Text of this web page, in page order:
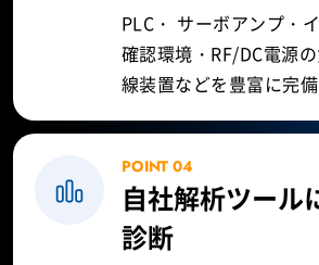
PLC・ サーボアンプ・
確認環境・RF/DC電源
線装置などを豊富に完備
POINT 04
自社解析ツール
診断